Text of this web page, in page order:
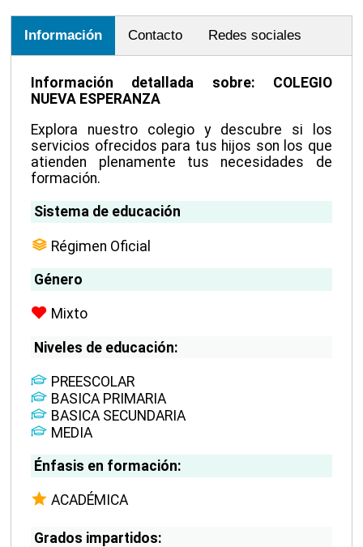
Información Contacto Redes sociales
Información detallada sobre: COLEGIO
NUEVA ESPERANZA
Explora nuestro colegio y descubre si los
servicios ofrecidos para tus hijos son los que
atienden plenamente tus necesidades de
formación.
Sistema de educación
Régimen Oficial
Género
Mixto
Niveles de educación:
PREESCOLAR
BASICA PRIMARIA
BASICA SECUNDARIA
MEDIA
Énfasis en formación:
ACADÉMICA
Grados impartidos: